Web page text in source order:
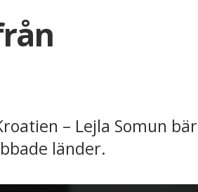
– Lejla Somun bär
länder.